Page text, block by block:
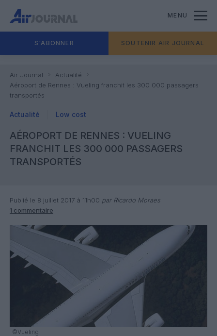
MENU
S'ABONNER SOUTENIR AIR JOURNAL
Air Journal
Actualité
Aéroport de Rennes : Vueling franchit les 300 000 passagers
transportés
Actualité Low cost
AÉROPORT DE RENNES : VUELING
FRANCHIT LES 300 000 PASSAGERS
TRANSPORTÉS
Publié le 8 juillet 2017 à 11h00 par Ricardo Moraes
1 commentaire
©Vueling